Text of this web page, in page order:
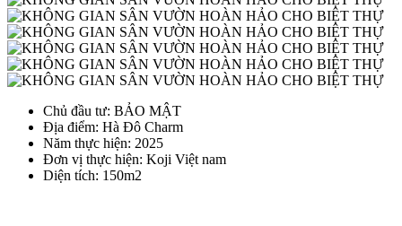
Chủ đầu tư: BẢO MẬT
Địa điểm: Hà Đô Charm
Năm thực hiện: 2025
Đơn vị thực hiện: Koji Việt nam
Diện tích: 150m2